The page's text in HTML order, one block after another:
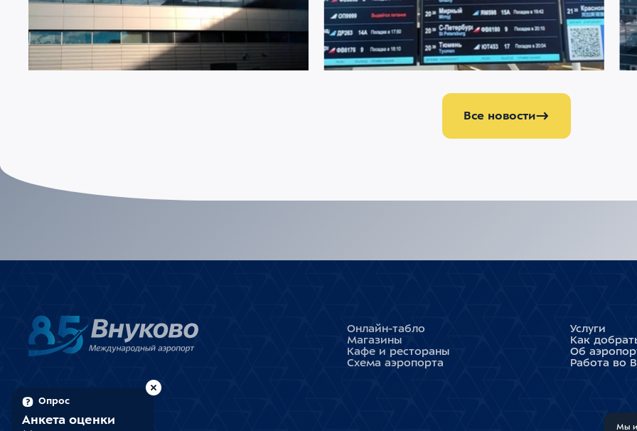
Ограничение движения в районе
Международного аэропорта Внуково
Меняемся ради комфорта пассажиров
21
Все новости
Онлайн-табло
Магазины
Кафе и рестораны
Схема аэропорта
Услуги
Как
Об
Работа во
Мы
Опрос
Анкета оценки